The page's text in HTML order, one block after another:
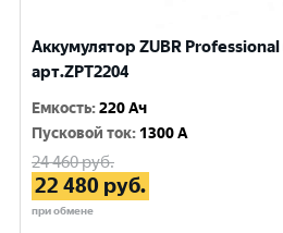
Аккумулятор ZUBR Professional
арт.ZPT2204
Емкость:220 Ач
Пусковой ток: 1300 A
24 460руб.
22 480 руб.
при обмене